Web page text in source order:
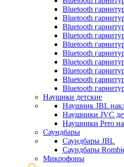
Bluetooth
Bluetooth
Bluetooth
Bluetooth
Bluetooth
Bluetooth
Bluetooth
Bluetooth
Bluetooth
Bluetooth
Наушнки детские
Наушник JBL
Наушники JVC
Наушники Pero
Саундбары
Саундбары JBL
Саундбары
Микрофоны